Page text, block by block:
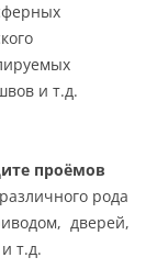
и т.д.
проёмов
рода
дверей,
т.д.